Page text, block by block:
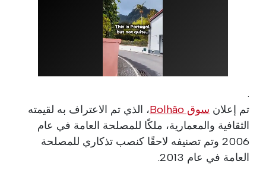
.
تم إعلان سوق Bolhão
، الذي تم الاعتراف به لقيمته
الثقافية والمعمارية، ملكًا للمصلحة العامة في عام
2006 وتم تصنيفه لاحقًا كنصب تذكاري للمصلحة
العامة في عام 2013.